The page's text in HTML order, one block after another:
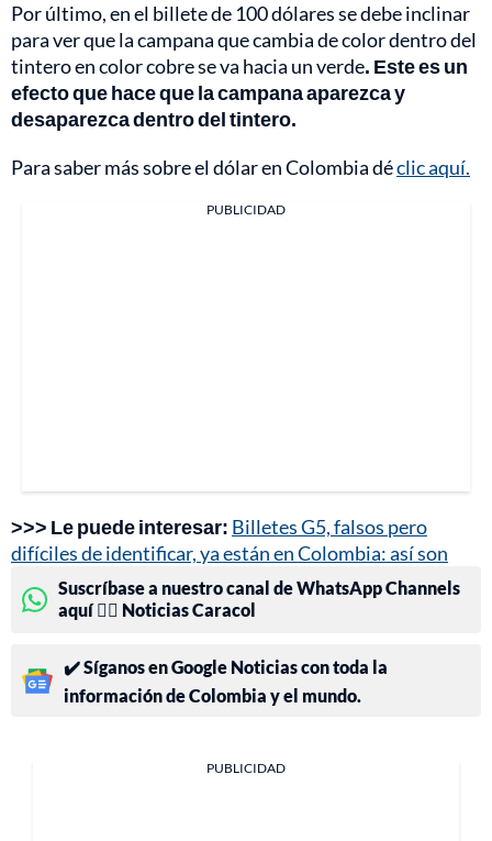
Por último, en el billete de 100 dólares se debe inclinar
para ver que la campana que cambia de color dentro del
tintero en color cobre se va hacia un verde. Este es un
efecto que hace que la campana aparezca y
desaparezca dentro del tintero.
Para saber más sobre el dólar en Colombia déclic aquí.
PUBLICIDAD
>>> Le puede interesar: Billetes G5, falsos pero
difíciles de identificar, ya están en Colombia: así son
Suscríbase a nuestro canal de WhatsApp Channels
aquí 👉🏻 Noticias Caracol
✔️ Síganos en Google Noticias con toda la
información de Colombia y el mundo.
PUBLICIDAD